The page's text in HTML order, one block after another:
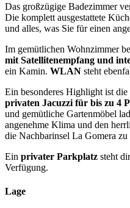
Das großzügige Badezimmer
Die komplett ausgestattete
und alles, was Sie für einen
Im gemütlichen Wohnzimmer
mit Satellitenempfang und
ein Kamin. WLAN steht
Ein besonderes Highlight ist
privaten Jacuzzi für bis zu 4
und gemütliche Gartenmöbel
angenehme Klima und den
die Nachbarinsel La Gomera zu
Ein privater Parkplatz steht
Verfügung.
Lage